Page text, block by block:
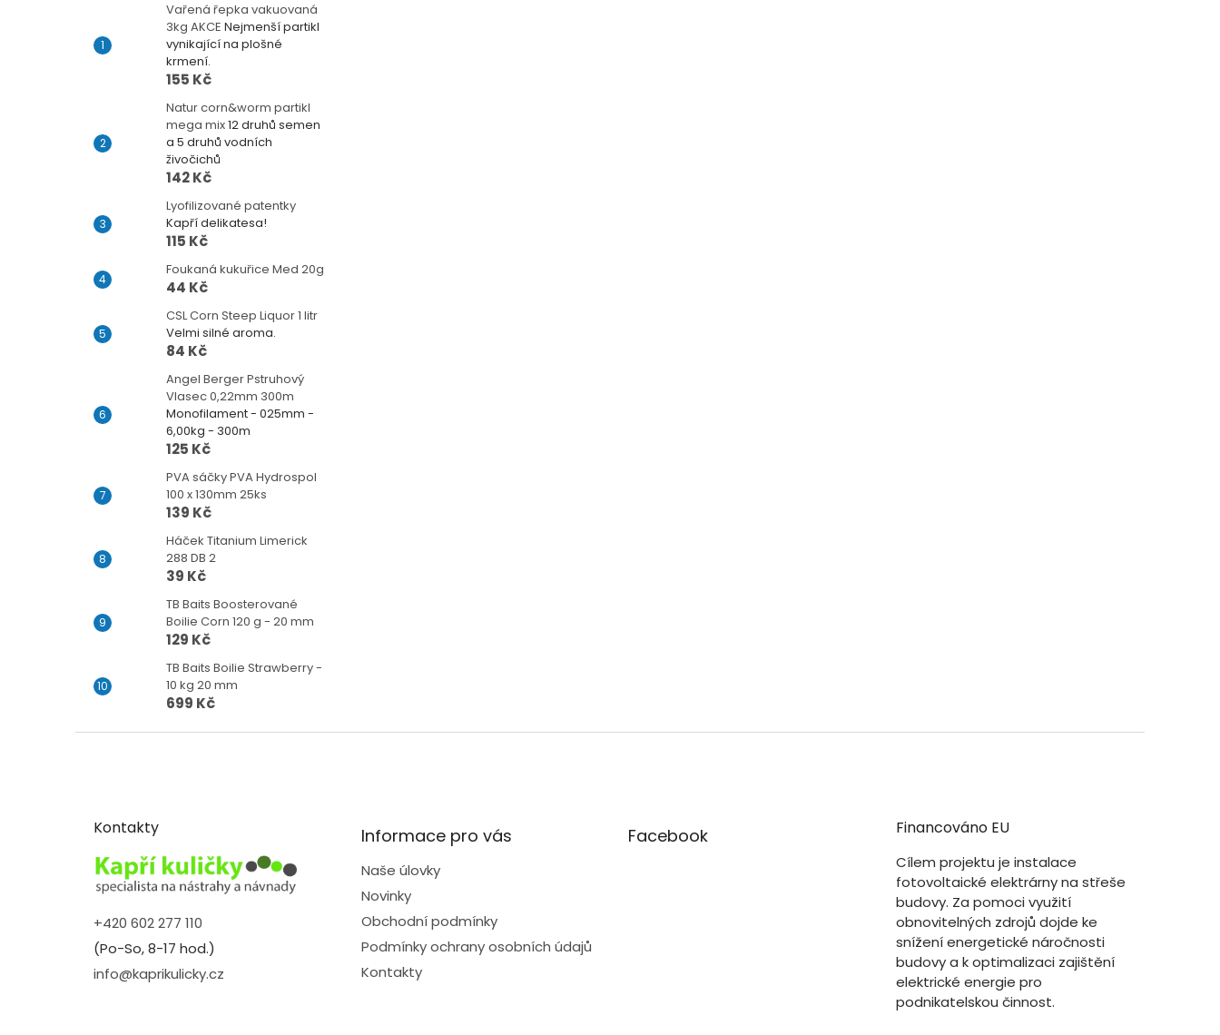
Vařená řepka vakuovaná
3kg AKCE Nejmenší partikl
vynikající na plošné
krmení.
155 Kč
Natur corn&worm partikl
mega mix12 druhů semen
a 5 druhů vodních
živočichů
142 Kč
Lyofilizované patentky
Kapří delikatesa!
115 Kč
Foukaná kukuřice Med 20g
44 Kč
CSL Corn Steep Liquor 1 litr
Velmi silné aroma.
84 Kč
Angel Berger Pstruhový
Vlasec 0,22mm 300m
Monofilament - 025mm -
6,00kg - 300m
125 Kč
PVA sáčky PVA Hydrospol
100 x 130mm 25ks
139 Kč
Háček Titanium Limerick
288 DB 2
39 Kč
TB Baits Boosterované
Boilie Corn 120 g - 20 mm
129 Kč
TB Baits Boilie Strawberry -
10 kg 20 mm
699 Kč
Kontakty
+420 602 277 110
(Po-So, 8-17 hod.)
info@kaprikulicky.cz
Informace pro vás
Naše úlovky
Novinky
Obchodní podmínky
Podmínky ochrany osobních údajů
Kontakty
Facebook Financováno EU
Cílem projektu je instalace
fotovoltaické elektrárny na střeše
budovy. Za pomoci využití
obnovitelných zdrojů dojde ke
snížení energetické náročnosti
budovy a k optimalizaci zajištění
elektrické energie pro
podnikatelskou činnost.